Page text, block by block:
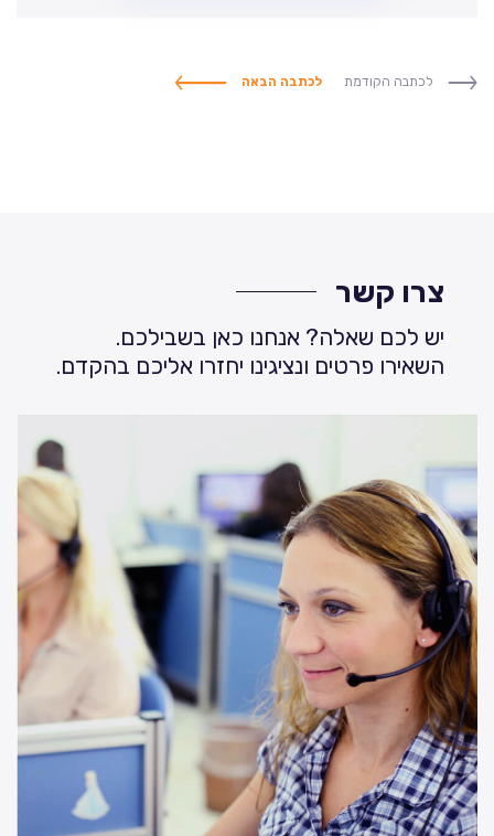
לכתבה הקודמת לכתבה הבאה
צרו קשר
יש לכם שאלה? אנחנו כאן בשבילכם.
השאירו פרטים ונציגינו יחזרו אליכם בהקדם.